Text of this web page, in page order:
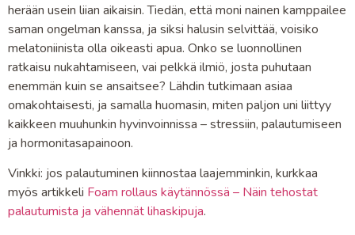
herään usein liian aikaisin. Tiedän, että moni nainen kamppailee
saman ongelman kanssa, ja siksi halusin selvittää, voisiko
melatoniinista olla oikeasti apua. Onko se luonnollinen
ratkaisu nukahtamiseen, vai pelkkä ilmiö, josta puhutaan
enemmän kuin se ansaitsee? Lähdin tutkimaan asiaa
omakohtaisesti, ja samalla huomasin, miten paljon uni liittyy
kaikkeen muuhunkin hyvinvoinnissa – stressiin, palautumiseen
ja hormonitasapainoon.
Vinkki: jos palautuminen kiinnostaa laajemminkin, kurkkaa
myös artikkeli Foam rollaus käytännössä – Näin tehostat
palautumista ja vähennät lihaskipuja.